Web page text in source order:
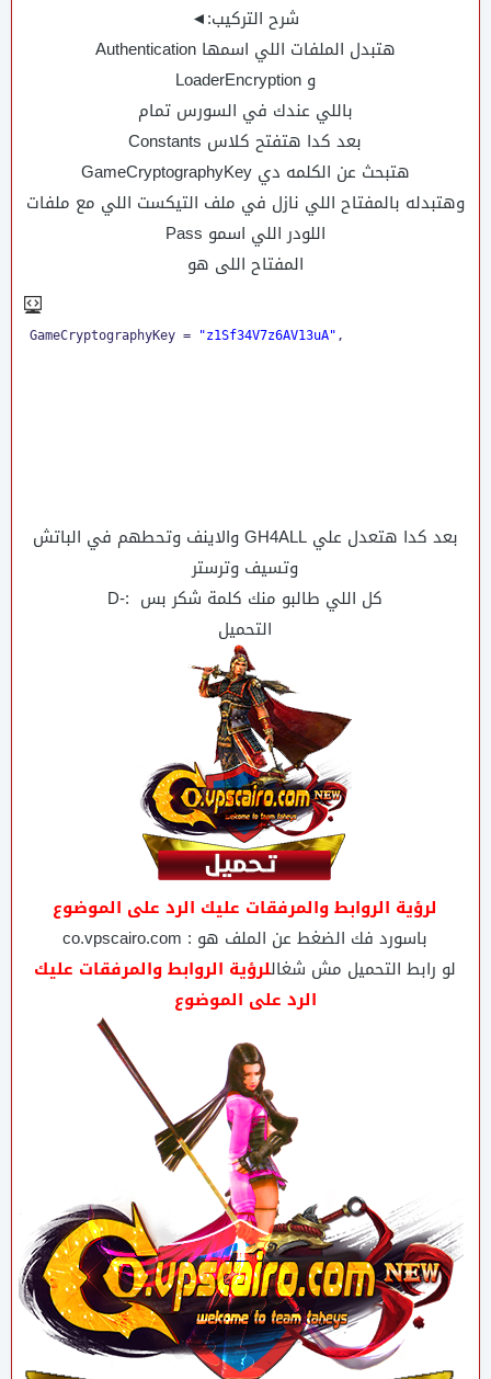
شرح التركيب:◄
هتبدل الملفات اللي اسمها Authentication
و LoaderEncryption
باللي عندك في السورس تمام
بعد كدا هتفتح كلاس Constants
هتبحث عن الكلمه دي GameCryptographyKey
وهتبدله بالمفتاح اللي نازل في ملف التيكست اللي مع ملفات
اللودر اللي اسمو Pass
المفتاح اللى هو
GameCryptographyKey = "z1Sf34V7z6AV13uA" ,
بعد كدا هتعدل علي GH4ALL والاينف وتحطهم في الباتش
وتسيف وترستر
كل اللي طالبو منك كلمة شكر بس :-D
التحميل
لرؤية الروابط والمرفقات عليك الرد على الموضوع
باسورد فك الضغط عن الملف هو : co.vpscairo.com
لو رابط التحميل مش شغاللرؤية الروابط والمرفقات عليك
الرد على الموضوع